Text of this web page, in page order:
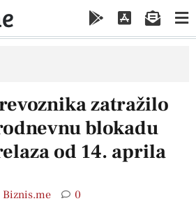
zatražilo
blokadu
od 14. aprila
Biznis.me 0